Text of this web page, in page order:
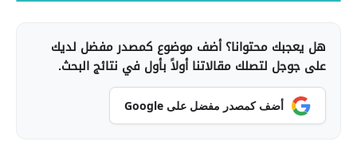
هل يعجبك محتوانا؟ أضف موضوع كمصدر مفضل لديك
على جوجل لتصلك مقالاتنا أولاً بأول في نتائج البحث.
أضف كمصدر مفضل على Google